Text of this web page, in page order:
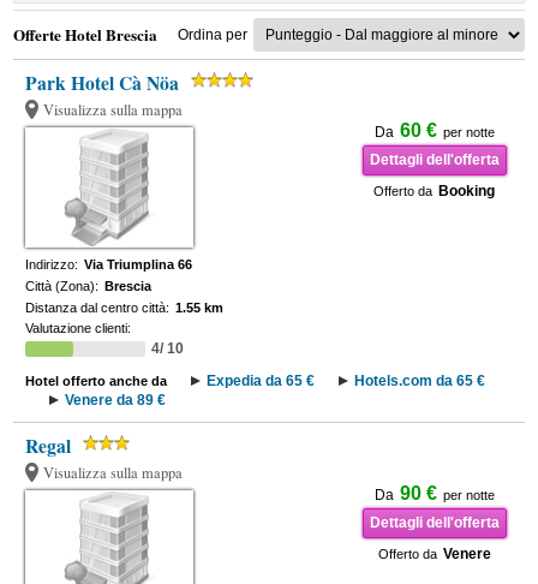
Offerte Hotel Brescia Ordina per
Park Hotel Cà Nöa
Visualizza sulla mappa
Da 60 € per notte
Dettagli dell'offerta
Offerto da Booking
Indirizzo: Via Triumplina 66
Città (Zona): Brescia
Distanza dal centro città: 1.55 km
Valutazione clienti:
4/ 10
Hotel offerto anche da Expedia da 65 €
Hotels.com da 65 €
Venere da 89 €
Regal
Visualizza sulla mappa
Da 90 € per notte
Dettagli dell'offerta
Offerto da Venere